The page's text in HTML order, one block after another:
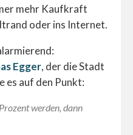
mehr Kaufkraft
oder ins Internet.
Egger, der die Stadt
es auf den Punkt:
werden, dann